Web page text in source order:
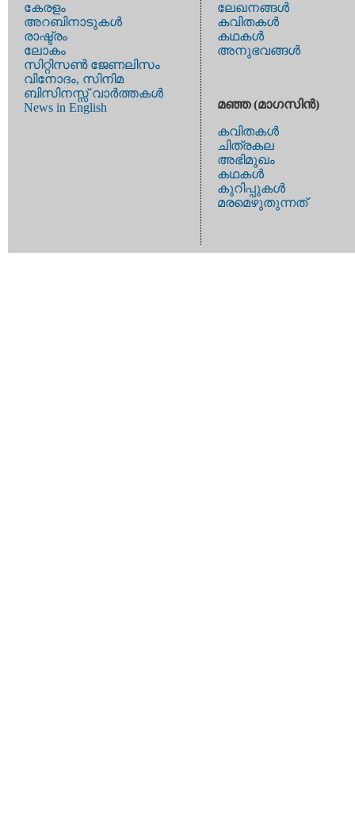
കേരളം
അറബിനാടുകള്‍
രാഷ്ട്രം
ലോകം
സിറ്റിസണ്‍ ജേണലിസം
വിനോദം, സിനിമ
ബിസിനസ്സ് വാര്‍ത്തകള്‍
News in English
ലേഖനങ്ങള്‍
കവിതകള്‍
കഥകള്‍
അനുഭവങ്ങള്‍
മഞ്ഞ (മാഗസിന്‍)
കവിതകള്‍
ചിത്രകല
അഭിമുഖം
കഥകള്‍
കുറിപ്പുകള്‍
മരമെഴുതുന്നത്